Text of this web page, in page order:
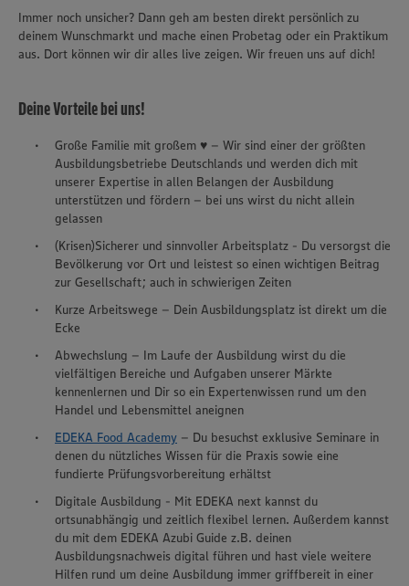
Immer noch unsicher? Dann geh am besten direkt persönlich zu
deinem Wunschmarkt und mache einen Probetag oder ein Praktikum
aus. Dort können wir dir alles live zeigen. Wir freuen uns auf dich!
Deine Vorteile bei uns!
Große Familie mit großem ♥ – Wir sind einer der größten
Ausbildungsbetriebe Deutschlands und werden dich mit
unserer Expertise in allen Belangen der Ausbildung
unterstützen und fördern – bei uns wirst du nicht allein
gelassen
(Krisen)Sicherer und sinnvoller Arbeitsplatz - Du versorgst die
Bevölkerung vor Ort und leistest so einen wichtigen Beitrag
zur Gesellschaft; auch in schwierigen Zeiten
Kurze Arbeitswege – Dein Ausbildungsplatz ist direkt um die
Ecke
Abwechslung – Im Laufe der Ausbildung wirst du die
vielfältigen Bereiche und Aufgaben unserer Märkte
kennenlernen und Dir so ein Expertenwissen rund um den
Handel und Lebensmittel aneignen
EDEKA Food Academy – Du besuchst exklusive Seminare in
denen du nützliches Wissen für die Praxis sowie eine
fundierte Prüfungsvorbereitung erhältst
Digitale Ausbildung - Mit EDEKA next kannst du
ortsunabhängig und zeitlich flexibel lernen. Außerdem kannst
du mit dem EDEKA Azubi Guide z.B. deinen
Ausbildungsnachweis digital führen und hast viele weitere
Hilfen rund um deine Ausbildung immer griffbereit in einer